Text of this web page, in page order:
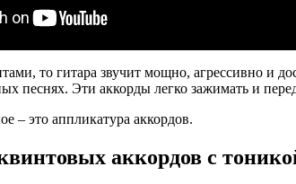
то гитара звучит мощно, агрессивно и
песнях. Эти аккорды легко зажимать и
– это аппликатура аккордов.
аккордов с